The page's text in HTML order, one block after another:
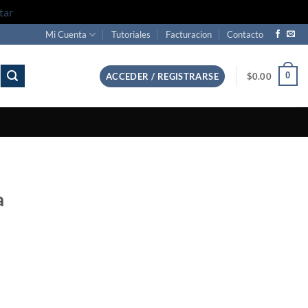
Mi Cuenta Tutoriales Facturacion Contacto
ACCEDER / REGISTRARSE $0.00 0